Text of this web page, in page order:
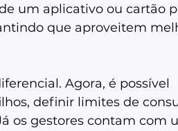
um aplicativo ou cartão
que aproveitem
Agora, é possível
definir limites de
os gestores contam com